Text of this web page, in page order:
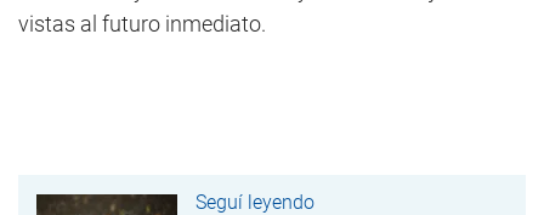
vistas al futuro inmediato.
Seguí leyendo